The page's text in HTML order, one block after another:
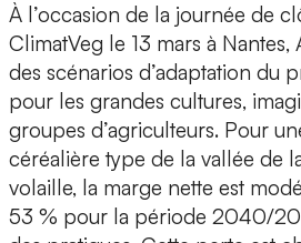
À l’occasion de la journée de
ClimatVeg le 13 mars à Nantes,
des scénarios d’adaptation du
pour les grandes cultures,
groupes d’agriculteurs. Pour
céréalière type de la vallée de
volaille, la marge nette est
53 % pour la période 2040/